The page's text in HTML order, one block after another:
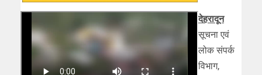
देहरादून
सूचना एवं
लोक संपर्क
विभाग,